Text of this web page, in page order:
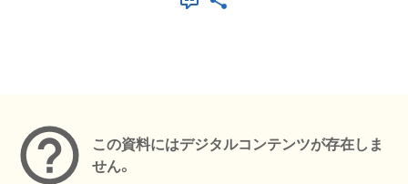
この資料にはデジタルコンテンツが存在しま
せん。